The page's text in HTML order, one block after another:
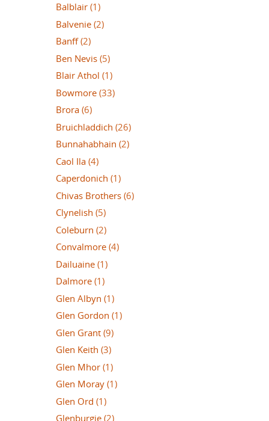
Balblair (1)
Balvenie (2)
Banff (2)
Ben Nevis (5)
Blair Athol (1)
Bowmore (33)
Brora (6)
Bruichladdich (26)
Bunnahabhain (2)
Caol Ila (4)
Caperdonich (1)
Chivas Brothers (6)
Clynelish (5)
Coleburn (2)
Convalmore (4)
Dailuaine (1)
Dalmore (1)
Glen Albyn (1)
Glen Gordon (1)
Glen Grant (9)
Glen Keith (3)
Glen Mhor (1)
Glen Moray (1)
Glen Ord (1)
Glenburgie (2)